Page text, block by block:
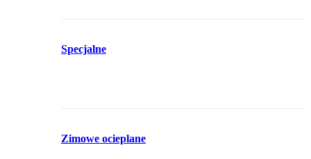
Specjalne
Zimowe ocieplane